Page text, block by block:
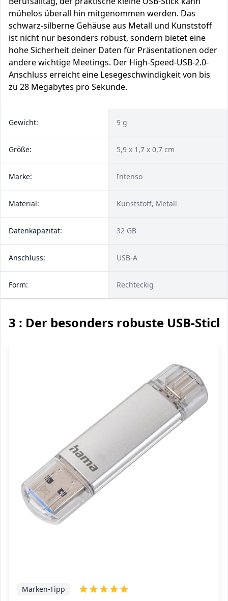
mühelos überall hin mitgenommen werden. Das
schwarz-silberne Gehäuse aus Metall und Kunststoff
ist nicht nur besonders robust, sondern bietet eine
hohe Sicherheit deiner Daten für Präsentationen oder
andere wichtige Meetings. Der High-Speed-USB-2.0-
Anschluss erreicht eine Lesegeschwindigkeit von bis
zu 28 Megabytes pro Sekunde.
Gewicht: 9 g
Größe: 5,9 x 1,7 x 0,7 cm
Marke: Intenso
Material: Kunststoff, Metall
Datenkapazität: 32 GB
Anschluss: USB-A
Form: Rechteckig
3 : Der besonders robuste USB-Stick
Marken-Tipp